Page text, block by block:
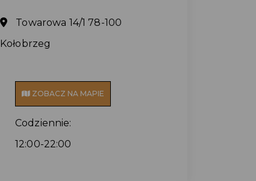
Towarowa 14/1 78-100
Kołobrzeg
ZOBACZ NA MAPIE
Codziennie:
12:00-22:00